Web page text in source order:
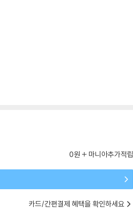
0원 마니아추가적립
카드/간편결제 혜택을 확인하세요